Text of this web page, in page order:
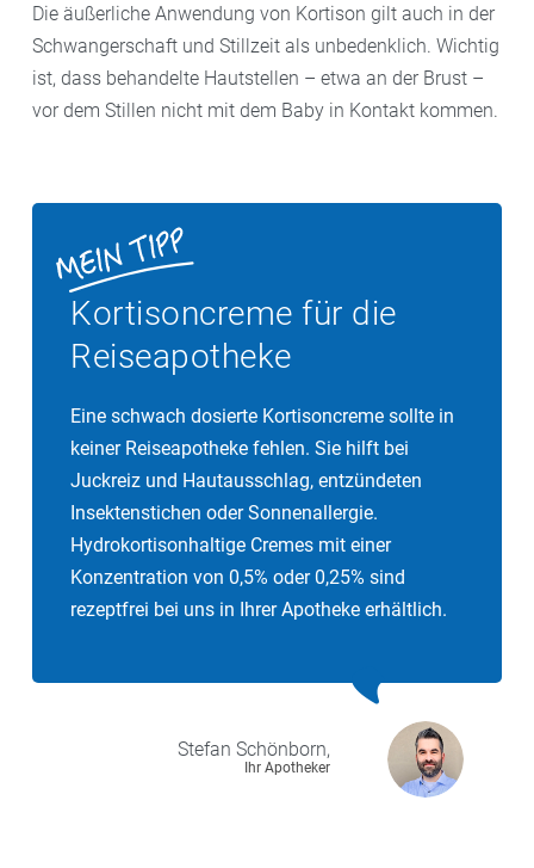
Die äußerliche Anwendung von Kortison gilt auch in der
Schwangerschaft und Stillzeit als unbedenklich. Wichtig
ist, dass behandelte Hautstellen – etwa an der Brust –
vor dem Stillen nicht mit dem Baby in Kontakt kommen.
Kortisoncreme für die
Reiseapotheke
Eine schwach dosierte Kortisoncreme sollte in
keiner Reiseapotheke fehlen. Sie hilft bei
Juckreiz und Hautausschlag, entzündeten
Insektenstichen oder Sonnenallergie.
Hydrokortisonhaltige Cremes mit einer
Konzentration von 0,5% oder 0,25% sind
rezeptfrei bei uns in Ihrer Apotheke erhältlich.
Stefan Schönborn,
Ihr Apotheker